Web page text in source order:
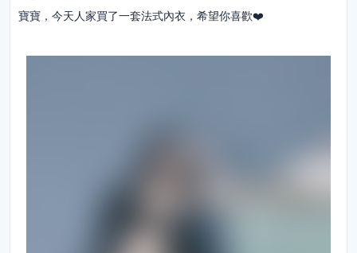
寶寶，今天人家買了一套法式內衣，希望你喜歡❤️